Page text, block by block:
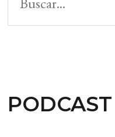
PODCAST